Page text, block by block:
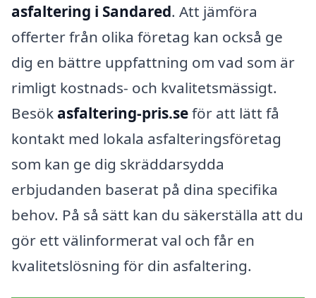
asfaltering i Sandared. Att jämföra
offerter från olika företag kan också ge
dig en bättre uppfattning om vad som är
rimligt kostnads- och kvalitetsmässigt.
Besök asfaltering-pris.seför att lätt få
kontakt med lokala asfalteringsföretag
som kan ge dig skräddarsydda
erbjudanden baserat på dina specifika
behov. På så sätt kan du säkerställa att du
gör ett välinformerat val och får en
kvalitetslösning för din asfaltering.